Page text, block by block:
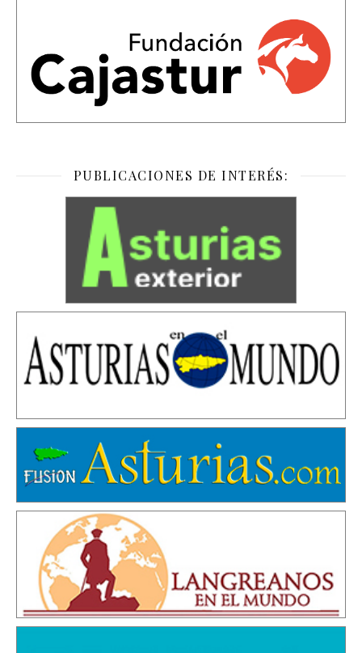
PUBLICACIONES DE INTERÉS: